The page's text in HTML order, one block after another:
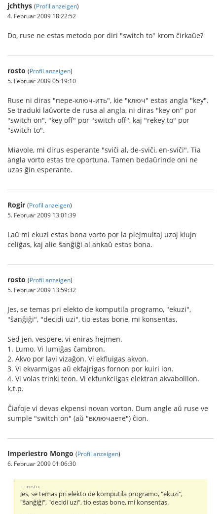
jchthys (Profil anzeigen)
4. Februar 2009 18:22:52
Do, ruse ne estas metodo por diri "switch to" krom ĉirkaŭe?
rosto (Profil anzeigen)
5. Februar 2009 05:19:10
Ruse ni diras "пере-ключ-ить", kie "ключ" estas angla "key".
Se traduki laŭvorte de rusa al angla, ni diras "key on" por
"switch on", "key off" por "switch off", kaj "rekey to" por
"switch to".
Miavole, mi dirus esperante "sviĉi al, de-sviĉi, en-sviĉi". Tia
angla vorto estas tre oportuna. Tamen bedaŭrinde oni ne
uzas ĝin esperante.
Rogir (Profil anzeigen)
5. Februar 2009 13:01:39
Laŭ mi ekuzi estas bona vorto por la plejmultaj uzoj kiujn
celiĝas, kaj alie ŝanĝiĝi al ankaŭ estas bona.
rosto (Profil anzeigen)
5. Februar 2009 13:59:32
Jes, se temas pri elekto de komputila programo, "ekuzi",
"ŝanĝiĝi", "decidi uzi", tio estas bone, mi konsentas.
Sed jen, vespere, vi eniras hejmen.
1. Lumo. Vi lumiĝas ĉambron.
2. Akvo por lavi vizaĝon. Vi ekfluigas akvon.
3. Vi ekvarmigas aŭ ekfajrigas fornon por kuiri ion.
4. Vi volas trinki teon. Vi ekfunkciigas elektran akvabolilon.
k.t.p.
Ĉiafoje vi devas ekpensi novan vorton. Dum angle aŭ ruse ve
sumple "switch on" (aŭ "включаете") ĉion.
Imperiestro Mongo (Profil anzeigen)
6. Februar 2009 01:06:30
rosto:
Jes, se temas pri elekto de komputila programo, "ekuzi",
"ŝanĝiĝi", "decidi uzi", tio estas bone, mi konsentas.